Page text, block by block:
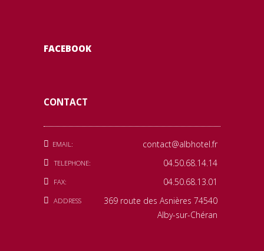
FACEBOOK
CONTACT
EMAIL: contact@albhotel.fr
TELEPHONE: 04.50.68.14.14
FAX: 04.50.68.13.01
ADDRESS
369 route des Asnières 74540
Alby-sur-Chéran